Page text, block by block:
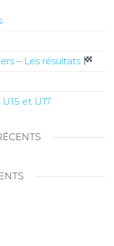
– Les résultats
et U17